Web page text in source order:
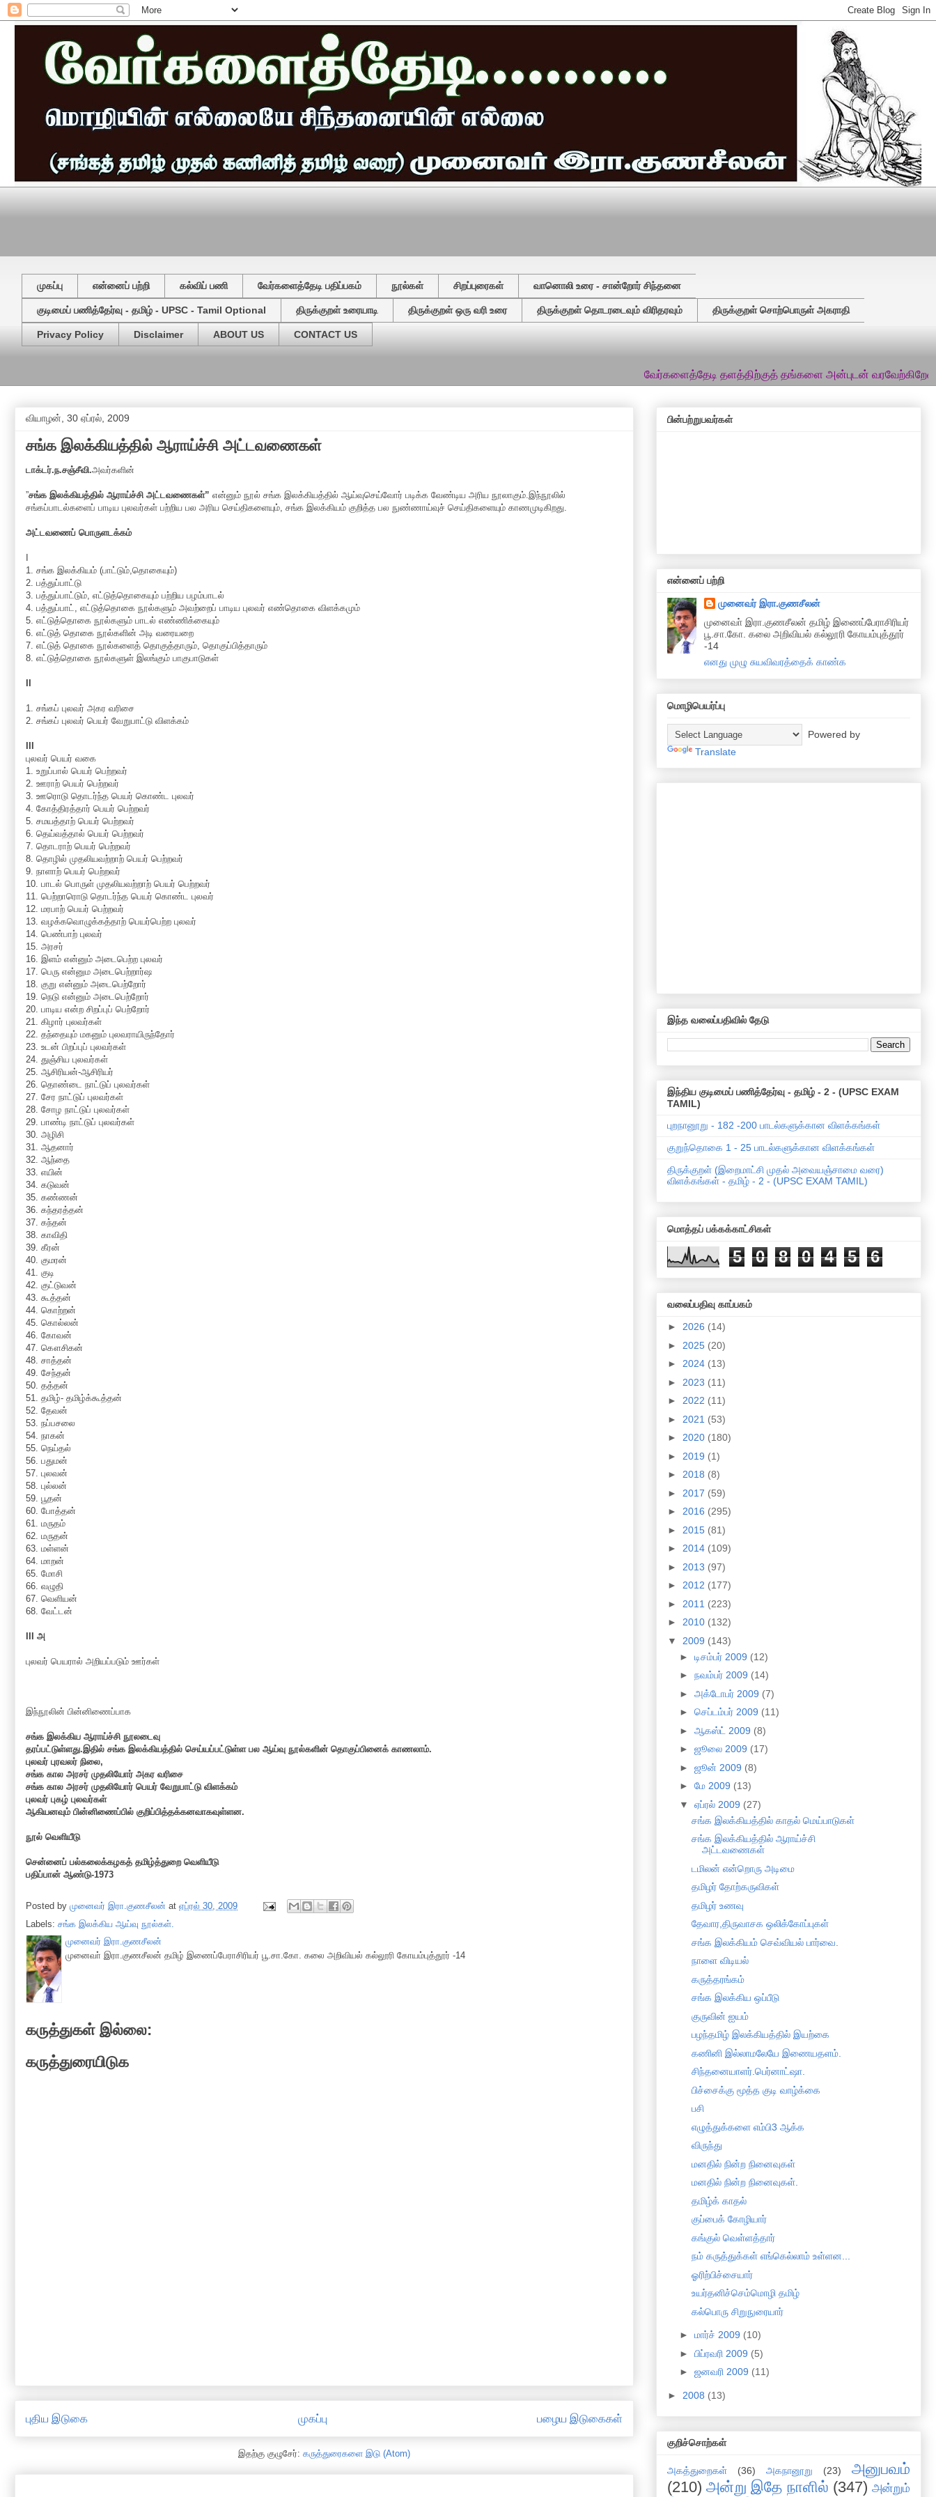
முகப்பு என்னைப் பற்றி கல்விப் பணி வேர்களைத்தேடி பதிப்பகம் நூல்கள் சிறப்புரைகள் வானொலி உரை - சான்றோர் சிந்தனை
குடிமைப் பணித்தேர்வு - தமிழ் - UPSC - Tamil Optional திருக்குறள் உரையாடி திருக்குறள் ஒரு வரி உரை திருக்குறள் தொடரடைவும் விரிதரவும் திருக்குறள் சொற்பொருள் அகராதி
Privacy Policy Disclaimer ABOUT US CONTACT US
வேர்களைத்தேடி தளத்திற்குத் தங்களை அன்புடன் வரவேற்கிறேன்...
வியாழன், 30 ஏப்ரல், 2009
சங்க இலக்கியத்தில் ஆராய்ச்சி அட்டவணைகள்
டாக்டர்.ந.சஞ்சீவி.அவர்களின்
”சங்க இலக்கியத்தில் ஆராய்ச்சி அட்டவணைகள்” என்னும் நூல் சங்க இலக்கியத்தில் ஆய்வுசெய்வோர் படிக்க வேண்டிய அரிய நூலாகும்.இந்நூலில்
சங்கப்பாடல்களைப் பாடிய புலவர்கள் பற்றிய பல அரிய செய்திகளையும், சங்க இலக்கியம் குறித்த பல நுண்ணாய்வுச் செய்திகளையும் காணமுடிகிறது.
அட்டவணைப் பொருளடக்கம்
1. சங்க இலக்கியம் (பாட்டும்,தொகையும்)
2. பத்துப்பாட்டு
3. பத்துப்பாட்டும், எட்டுத்தொகையும் பற்றிய பழம்பாடல்
4. பத்துப்பாட், எட்டுத்தொகை நூல்களும் அவற்றைப் பாடிய புலவர் எண்தொகை விளக்கமும்
5. எட்டுத்தொகை நூல்களும் பாடல் எண்ணிக்கையும்
6. எட்டுத் தொகை நூல்களின் அடி வரையறை
7. எட்டுத் தொகை நூல்களைத் தொகுத்தாரும், தொகுப்பித்தாரும்
8. எட்டுத்தொகை நூல்களுள் இலங்கும் பாகுபாடுகள்
1. சங்கப் புலவர் அகர வரிசை
2. சங்கப் புலவர் பெயர் வேறுபாட்டு விளக்கம்
புலவர் பெயர் வகை
1. உறுப்பால் பெயர் பெற்றவர்
2. ஊராற் பெயர் பெற்றவர்
3. ஊரொடு தொடர்ந்த பெயர் கொண்ட புலவர்
4. கோத்திரத்தார் பெயர் பெற்றவர்
5. சமயத்தாற் பெயர் பெற்றவர்
6. தெய்வத்தால் பெயர் பெற்றவர்
7. தொடராற் பெயர் பெற்றவர்
8. தொழில் முதலியவற்றாற் பெயர் பெற்றவர்
9. நாளாற் பெயர் பெற்றவர்
10. பாடல் பொருள் முதலியவற்றாற் பெயர் பெற்றவர்
11. பெற்றாரொடு தொடர்ந்த பெயர் கொண்ட புலவர்
12. மரபாற் பெயர் பெற்றவர்
13. வழக்கவொழுக்கத்தாற் பெயர்பெற்ற புலவர்
14. பெண்பாற் புலவர்
15. அரசர்
16. இளம் என்னும் அடைபெற்ற புலவர்
17. பெரு என்னும அடைபெற்றார்ஷ
18. குறு என்னும் அடைபெற்றோர்
19. நெடு என்னும் அடைபெற்றோர்
20. பாடிய என்ற சிறப்புப் பெற்றோர்
21. கிழார் புலவர்கள்
22. தந்தையும் மகனும் புலவராயிருந்தோர்
23. உடன் பிறப்புப் புலவர்கள்
24. துஞ்சிய புலவர்கள்
25. ஆசிரியன்-ஆசிரியர்
26. தொண்டை நாட்டுப் புலவர்கள்
27. சேர நாட்டுப் புலவர்கள்
28. சோழ நாட்டுப் புலவர்கள்
29. பாண்டி நாட்டுப் புலவர்கள்
30. அழிசி
31. ஆதனார்
32. ஆந்தை
33. எயின்
34. கடுவன்
35. கண்ணன்
36. கந்தரத்தன்
37. கந்தன்
38. காவிதி
39. கீரன்
40. குமரன்
41. குடி
42. குட்டுவன்
43. கூத்தன்
44. கொற்றன்
45. கொல்லன்
46. கோவன்
47. கௌசிகன்
48. சாத்தன்
49. சேந்தன்
50. தத்தன்
51. தமிழ்- தமிழ்க்கூத்தன்
52. தேவன்
53. நப்பசலை
54. நாகன்
55. நெய்தல்
56. பதுமன்
57. புலவன்
58. புல்லன்
59. பூதன்
60. போத்தன்
61. மருதம்
62. மருதன்
63. மள்ளன்
64. மாறன்
65. மோசி
66. வழுதி
67. வெளியன்
68. வேட்டன்
III அ
புலவர் பெயரால் அறியப்படும் ஊர்கள்
இந்நூலின் பின்னிணைப்பாக
சங்க இலக்கிய ஆராய்ச்சி நூலடைவு
தரப்பட்டுள்ளது.இதில் சங்க இலக்கியத்தில் செய்யப்பட்டுள்ள பல ஆய்வு நூல்களின் தொகுப்பினைக் காணலாம்.
புலவர் புரவலர் நிலை,
சங்க கால அரசர் முதலியோர் அகர வரிசை
சங்க கால அரசர் முதலியோர் பெயர் வேறுபாட்டு விளக்கம்
புலவர் புகழ் புலவர்கள்
ஆகியனவும் பின்னிணைப்பில் குறிப்பித்தக்கனவாகவுள்ளன.
நூல் வெளியீடு
சென்னைப் பல்கலைக்கழகத் தமிழ்த்துறை வெளியீடு
பதிப்பான் ஆண்டு-1973
Posted by முனைவர் இரா.குணசீலன் at ஏப்ரல் 30, 2009
Labels: சங்க இலக்கிய ஆய்வு நூல்கள்.
முனைவர் இரா.குணசீலன்
முனைவா் இரா.குணசீலன் தமிழ் இணைப்பேராசிரியர் பூ.சா.கோ. கலை அறிவியல் கல்லூரி கோயம்புத்தூர் -14
கருத்துகள் இல்லை:
கருத்துரையிடுக
புதிய இடுகை பழைய இடுகைகள்
முகப்பு
இதற்கு குழுசேர்: கருத்துரைகளை இடு (Atom)
பின்பற்றுபவர்கள்
என்னைப் பற்றி
முனைவர் இரா.குணசீலன்
முனைவா் இரா.குணசீலன் தமிழ் இணைப்பேராசிரியர்
பூ.சா.கோ. கலை அறிவியல் கல்லூரி கோயம்புத்தூர்
-14
எனது முழு சுயவிவரத்தைக் காண்க
மொழிபெயர்ப்பு
Powered by
Translate
இந்த வலைப்பதிவில் தேடு
இந்திய குடிமைப் பணித்தேர்வு - தமிழ் - 2 - (UPSC EXAM
TAMIL)
புறநானூறு - 182 -200 பாடல்களுக்கான விளக்கங்கள்
குறுந்தொகை 1 - 25 பாடல்களுக்கான விளக்கங்கள்
திருக்குறள் (இறைமாட்சி முதல் அவையஞ்சாமை வரை)
விளக்கங்கள் - தமிழ் - 2 - (UPSC EXAM TAMIL)
மொத்தப் பக்கக்காட்சிகள்
5 0 8 0 4 5 6
வலைப்பதிவு காப்பகம்
► 2026 (14)
► 2025 (20)
► 2024 (13)
► 2023 (11)
► 2022 (11)
► 2021 (53)
► 2020 (180)
► 2019 (1)
► 2018 (8)
► 2017 (59)
► 2016 (295)
► 2015 (81)
► 2014 (109)
► 2013 (97)
► 2012 (177)
► 2011 (223)
► 2010 (132)
▼ 2009 (143)
► டிசம்பர் 2009 (12)
► நவம்பர் 2009 (14)
► அக்டோபர் 2009 (7)
► செப்டம்பர் 2009 (11)
► ஆகஸ்ட் 2009 (8)
► ஜூலை 2009 (17)
► ஜூன் 2009 (8)
► மே 2009 (13)
▼ ஏப்ரல் 2009 (27)
சங்க இலக்கியத்தில் காதல் மெய்பாடுகள்
சங்க இலக்கியத்தில் ஆராய்ச்சி
அட்டவணைகள்
டமிலன் என்றொரு அடிமை
தமிழர் தோற்கருவிகள்
தமிழர் உணவு
தேவார,திருவாசக ஒலிக்கோப்புகள்
சங்க இலக்கியம் செவ்வியல் பார்வை.
நாளை விடியல்
கருத்தரங்கம்
சங்க இலக்கிய ஒப்பீடு
குருவின் ஐயம்
பழந்தமிழ் இலக்கியத்தில் இயற்கை
கணினி இல்லாமலேயே இணையதளம்.
சிந்தனையாளர்.பெர்னாட்ஷா.
பிச்சைக்கு மூத்த குடி வாழ்க்கை
பசி
எழுத்துக்களை எம்பி3 ஆக்க
விருந்து
மனதில் நின்ற நினைவுகள்
மனதில் நின்ற நினைவுகள்.
தமிழ்க் காதல்
குப்பைக் கோழியார்
கங்குல் வெள்ளத்தார்
நம் கருத்துக்கள் எங்கெல்லாம் உள்ளன...
ஓரிற்பிச்சையார்
உயர்தனிச்செம்மொழி தமிழ்
கல்பொரு சிறுநுரையார்
► மார்ச் 2009 (10)
► பிப்ரவரி 2009 (5)
► ஜனவரி 2009 (11)
► 2008 (13)
குறிச்சொற்கள்
அகத்துறைகள் (36) அகநானூறு (23)
அனுபவம்
(210) அன்று இதே நாளில் (347) அன்றும்